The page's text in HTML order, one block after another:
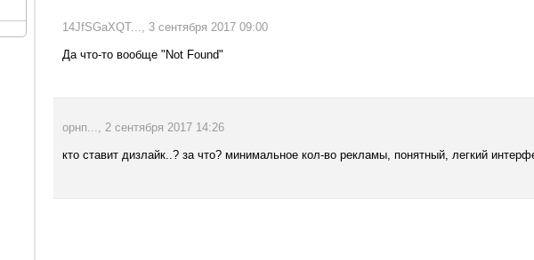
14JfSGaXQT..., 3 сентября 2017 09:00
Да что-то вообще "Not Found"
орнп..., 2 сентября 2017 14:26
кто ставит дизлайк..? за что? минимальное кол-во рекламы, понятный, легкий